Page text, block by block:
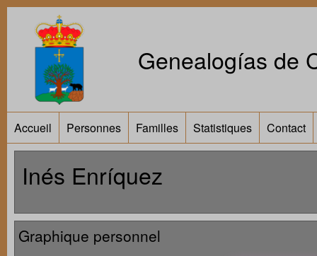
Genealogías de
Accueil Personnes Familles Statistiques Contact
Inés Enríquez
Graphique personnel